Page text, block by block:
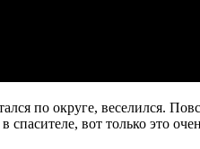
по округе, веселился.
спасителе, вот только это